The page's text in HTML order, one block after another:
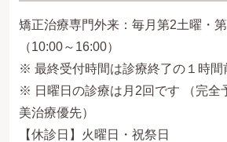
矯正治療専門外来：毎月第2土曜・
（10:00～16:00）
※ 最終受付時間は診療終了の１時間
※ 日曜日の診療は月2回です （完全
美治療優先）
【休診日】火曜日・祝祭日